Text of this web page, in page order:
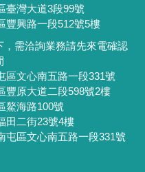
臺灣大道3段99號
豐興路一段512號5樓
需洽詢業務請先來電確認
區文心南五路一段331號
豐原大道二段598號2樓
鰲海路100號
田二街23號4樓
屯區文心南五路一段331號